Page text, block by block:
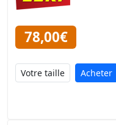
78,00€
Acheter